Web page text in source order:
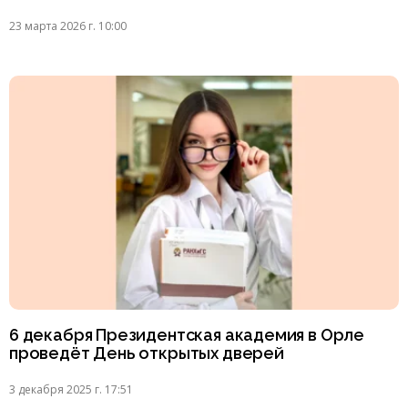
23 марта 2026 г. 10:00
6 декабря Президентская академия в Орле
проведёт День открытых дверей
3 декабря 2025 г. 17:51